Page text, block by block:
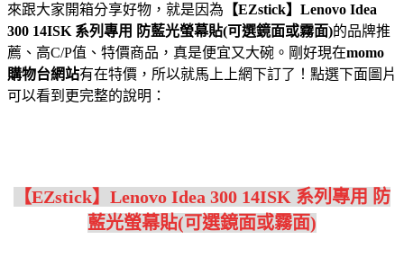
來跟大家開箱分享好物，就是因為 【EZstick】Lenovo Idea
300 14ISK 系列專用 防藍光螢幕貼(可選鏡面或霧面)的品牌推
薦、高C/P值、特價商品，真是便宜又大碗。剛好現在momo
購物台網站有在特價，所以就馬上上網下訂了！點選下面圖片
可以看到更完整的說明：
【EZstick】Lenovo Idea 300 14ISK 系列專用 防
藍光螢幕貼(可選鏡面或霧面)